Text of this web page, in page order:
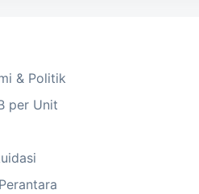
& Politik
per Unit